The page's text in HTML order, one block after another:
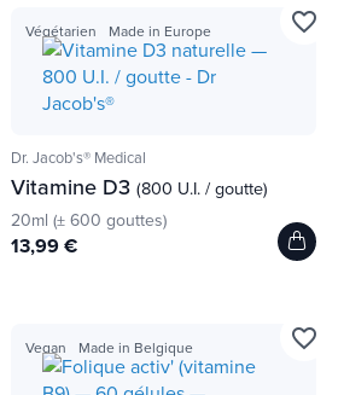
Végétarien Made in Europe
Dr. Jacob's® Medical
Vitamine D3(800 U.I. / goutte)
20ml (± 600 gouttes)
13,99 €
favorite_border
Vegan Made in Belgique favorite_border